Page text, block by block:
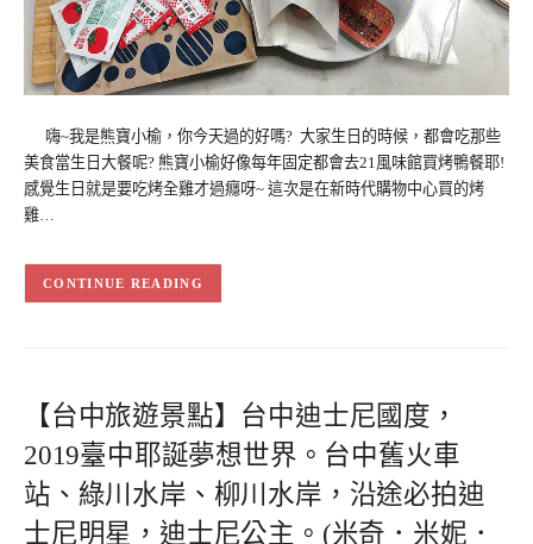
嗨~我是熊寶小榆，你今天過的好嗎? 大家生日的時候，都會吃那些
美食當生日大餐呢? 熊寶小榆好像每年固定都會去21風味館買烤鴨餐耶!
感覺生日就是要吃烤全雞才過癮呀~ 這次是在新時代購物中心買的烤
雞…
CONTINUE READING
【台中旅遊景點】台中迪士尼國度，
2019臺中耶誕夢想世界。台中舊火車
站、綠川水岸、柳川水岸，沿途必拍迪
士尼明星，迪士尼公主。(米奇．米妮．